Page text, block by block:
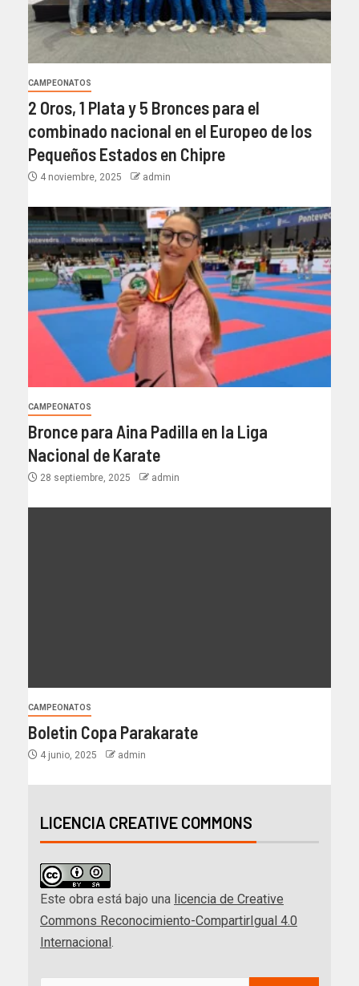
CAMPEONATOS
2 Oros, 1 Plata y 5 Bronces para el
combinado nacional en el Europeo de los
Pequeños Estados en Chipre
4 noviembre, 2025 admin
CAMPEONATOS
Bronce para Aina Padilla en la Liga
Nacional de Karate
28 septiembre, 2025 admin
CAMPEONATOS
Boletin Copa Parakarate
4 junio, 2025 admin
LICENCIA CREATIVE COMMONS
Este obra está bajo una licencia de Creative
Commons Reconocimiento-CompartirIgual 4.0
Internacional.